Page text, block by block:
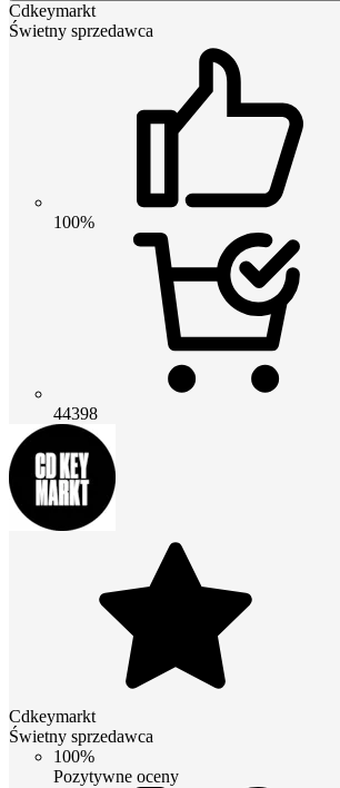
Cdkeymarkt
Świetny sprzedawca
100%
44398
Cdkeymarkt
Świetny sprzedawca
100%
Pozytywne oceny